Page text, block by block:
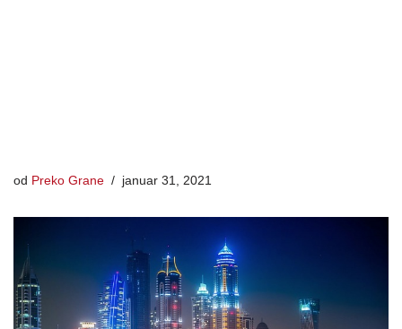
od Preko Grane januar 31, 2021